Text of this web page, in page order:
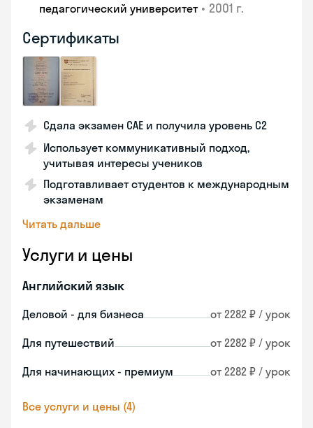
педагогический университет • 2001 г.
Сертификаты
Сдала экзамен CAE и получила уровень С2
Использует коммуникативный подход,
учитывая интересы учеников
Подготавливает студентов к международным
экзаменам
Читать дальше
Услуги и цены
Английский язык
Деловой - для бизнеса от 2282 ₽ / урок
Для путешествий от 2282 ₽ / урок
Для начинающих - премиум от 2282 ₽ / урок
Все услуги и цены (4)